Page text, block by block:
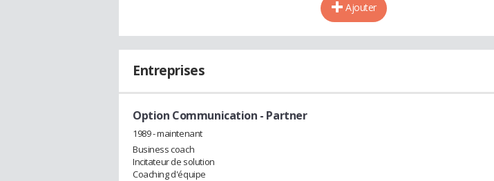
Ajouter
Entreprises
Option Communication - Partner
1989 - maintenant
Business coach
Incitateur de solution
Coaching d'équipe